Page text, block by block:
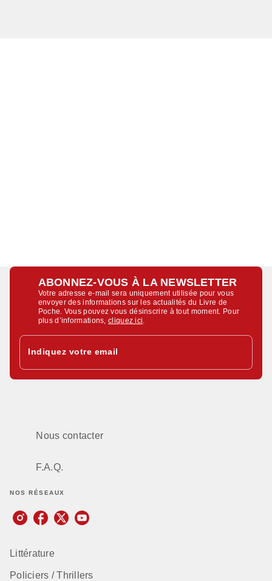
ABONNEZ-VOUS À LA NEWSLETTER
Votre adresse e-mail sera uniquement utilisée pour vous
envoyer des informations sur les actualités du Livre de
Poche. Vous pouvez vous désinscrire à tout moment. Pour
plus d’informations,cliquez ici
Indiquez votre email
Nous contacter
F.A.Q.
NOS RÉSEAUX
Littérature
Policiers / Thrillers